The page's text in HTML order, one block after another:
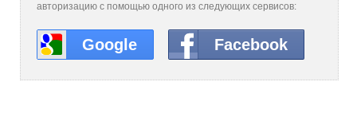
авторизацию с помощью одного из следующих сервисов:
Google Facebook